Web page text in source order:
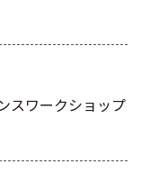
スワークショップ